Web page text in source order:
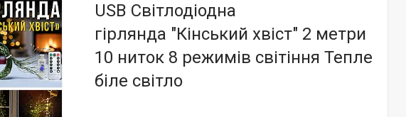
USB Світлодіодна
гірлянда "Кінський хвіст" 2 метри
10 ниток 8 режимів світіння Тепле
біле світло